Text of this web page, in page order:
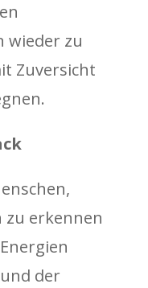
wieder zu
Zuversicht
zu erkennen
der